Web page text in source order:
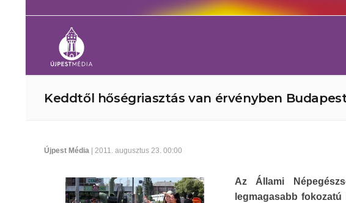
Keddtől hőségriasztás van érvényben
Újpest Média | 2011. augusztus 23. 00:00
Az Állami
legmagasabb